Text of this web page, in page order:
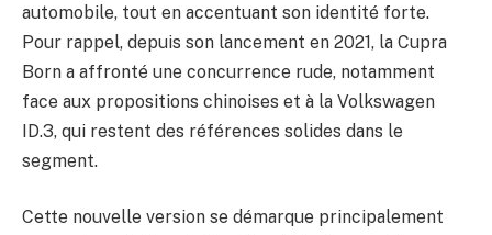
automobile, tout en accentuant son identité forte.
Pour rappel, depuis son lancement en 2021, la Cupra
Born a affronté une concurrence rude, notamment
face aux propositions chinoises et à la Volkswagen
ID.3, qui restent des références solides dans le
segment.
Cette nouvelle version se démarque principalement